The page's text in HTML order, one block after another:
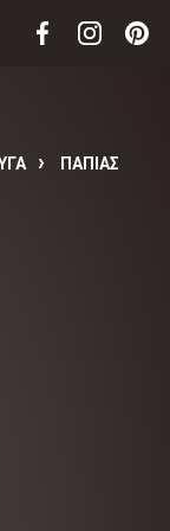
ΠΑΠΙΑΣ